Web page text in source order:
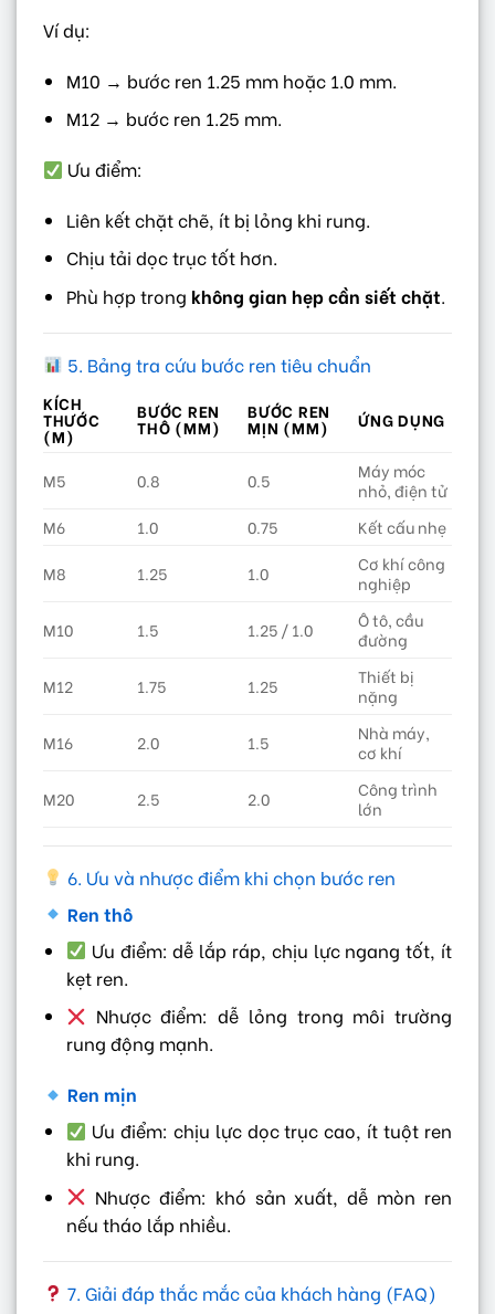
Ví dụ:
M10 → bước ren 1.25 mm hoặc 1.0 mm.
M12 → bước ren 1.25 mm.
Ưu điểm:
Liên kết chặt chẽ, ít bị lỏng khi rung.
Chịu tải dọc trục tốt hơn.
Phù hợp trong không gian hẹp cần siết chặt.
5. Bảng tra cứu bước ren tiêu chuẩn
KÍCH
THƯỚC
(M)
BƯỚC REN
THÔ (MM)
BƯỚC REN
MỊN (MM) ỨNG DỤNG
M5 0.8 0.5
Máy móc
nhỏ, điện tử
M6
1.0 0.75
Kết cấu nhẹ
M8
1.25 1.0
Cơ khí công
nghiệp
M10
1.5 1.25 / 1.0
Ô tô, cầu
đường
M12
1.75 1.25
Thiết bị
nặng
M16
2.0 1.5
Nhà máy,
cơ khí
M20
2.5 2.0
Công trình
lớn
6. Ưu và nhược điểm khi chọn bước ren
Ren thô
Ưu điểm: dễ lắp ráp, chịu lực ngang tốt, ít
kẹt ren.
Nhược điểm: dễ lỏng trong môi trường
rung động mạnh.
Ren mịn
Ưu điểm: chịu lực dọc trục cao, ít tuột ren
khi rung.
Nhược điểm: khó sản xuất, dễ mòn ren
nếu tháo lắp nhiều.
7. Giải đáp thắc mắc của khách hàng (FAQ)